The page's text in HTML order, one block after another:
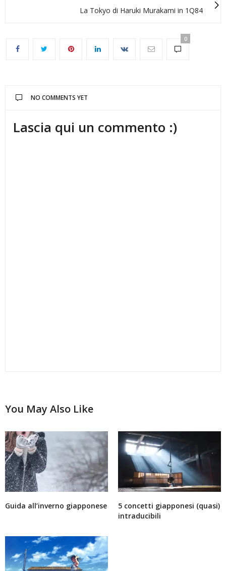
La Tokyo di Haruki Murakami in 1Q84
0
NO COMMENTS YET
Lascia qui un commento :)
You May Also Like
Guida all’inverno giapponese
5 concetti giapponesi (quasi)
intraducibili